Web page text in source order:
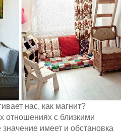
нас, как магнит?
отношениях с близкими
имеет и обстановка